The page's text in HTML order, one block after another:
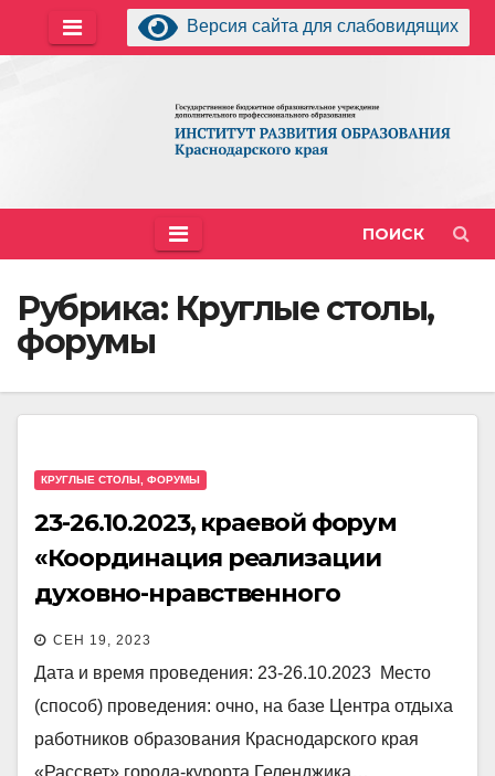
Версия сайта для слабовидящих
ПОИСК
Рубрика: Круглые столы,
форумы
КРУГЛЫЕ СТОЛЫ, ФОРУМЫ
23-26.10.2023, краевой форум
«Координация реализации
духовно-нравственного
образования и воспитания в
муниципальном образовании»
СЕН 19, 2023
Дата и время проведения: 23-26.10.2023 Место
(способ) проведения: очно, на базе Центра отдыха
работников образования Краснодарского края